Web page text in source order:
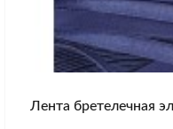
Лента бретелечная